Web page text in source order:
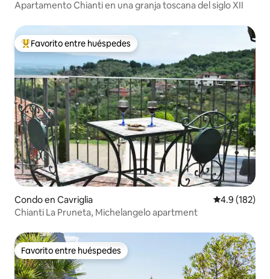
Apartamento Chianti en una granja toscana del siglo XII
Favorito entre huéspedes preferido
Favorito entre huéspedes
Condo en Cavriglia Calificación
4.9 (182)
Chianti La Pruneta, Michelangelo apartment
Favorito entre huéspedes
Favorito entre huéspedes